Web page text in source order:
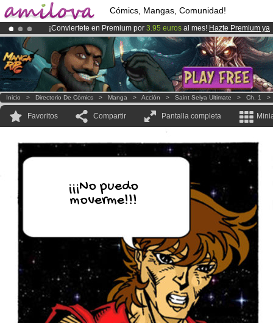
Cómics, Mangas, Comunidad!
¡Conviertete en Premium por 3.95 euros al mes! Hazte Premium ya
¡Ya tenemos 100000miembrosy 1000Cómics y Mangas!.
El Kickstarter Amilova está desormado lanzado!.
Inicio > Directorio De Cómics > Manga > Acción > Saint Seiya Ultimate > Ch. 1
Favoritos Compartir Pantalla completa
¡¡¡No puedo
moverme!!!